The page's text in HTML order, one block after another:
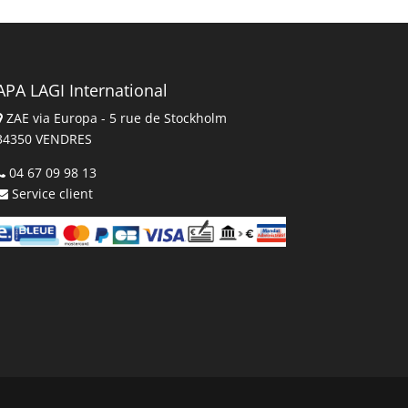
LAGI International
ZAE via Europa - 5 rue de Stockholm
VENDRES
04 67 09 98 13
Service client